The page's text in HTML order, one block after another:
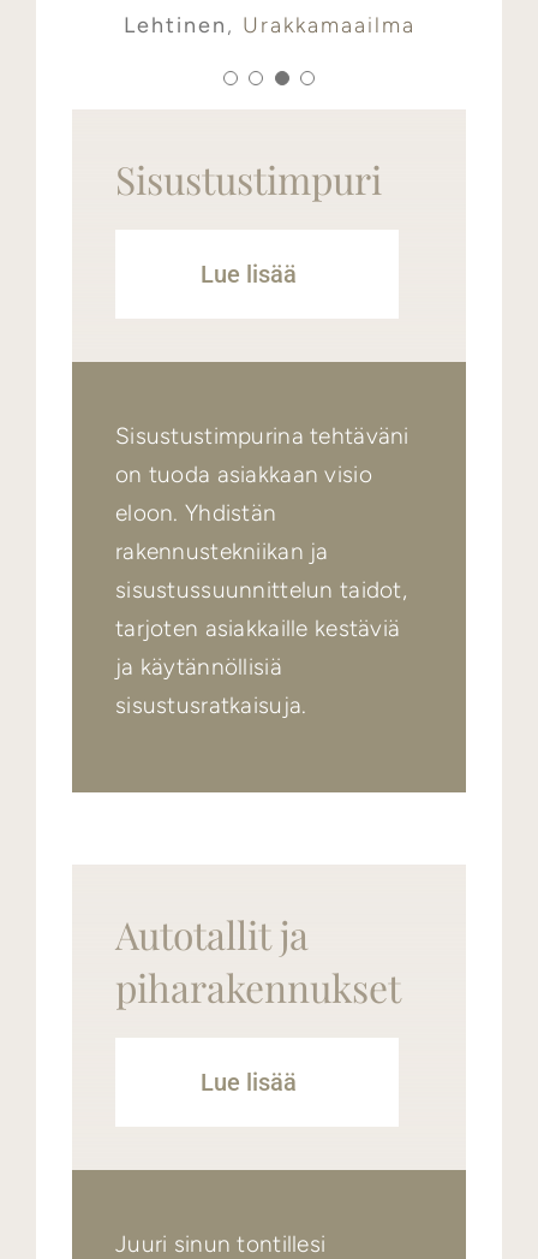
mukainen. Suosittelisimme
milloin tahansa.
Kinos Urakkamaailma
Lehtinen, Urakkamaailma
Sisustustimpuri
Lue lisää
Sisustustimpurina tehtäväni
on tuoda asiakkaan visio
eloon. Yhdistän
rakennustekniikan ja
sisustussuunnittelun taidot,
tarjoten asiakkaille kestäviä
ja käytännöllisiä
sisustusratkaisuja.
Autotallit ja
piharakennukset
Lue lisää
Juuri sinun tontillesi